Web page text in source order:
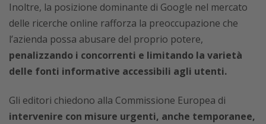
Inoltre, la posizione dominante di Google nel mercato
delle ricerche online rafforza la preoccupazione che
l’azienda possa abusare del proprio potere,
penalizzando i concorrenti e limitando la varietà
delle fonti informative accessibili agli utenti.
Gli editori chiedono alla Commissione Europea di
intervenire con misure urgenti, anche temporanee,